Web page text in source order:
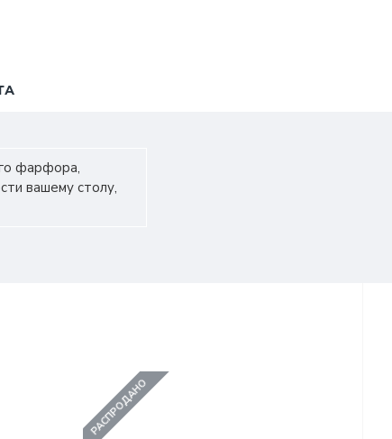
фарфора,
вашему столу,
РАСПРОДАНО